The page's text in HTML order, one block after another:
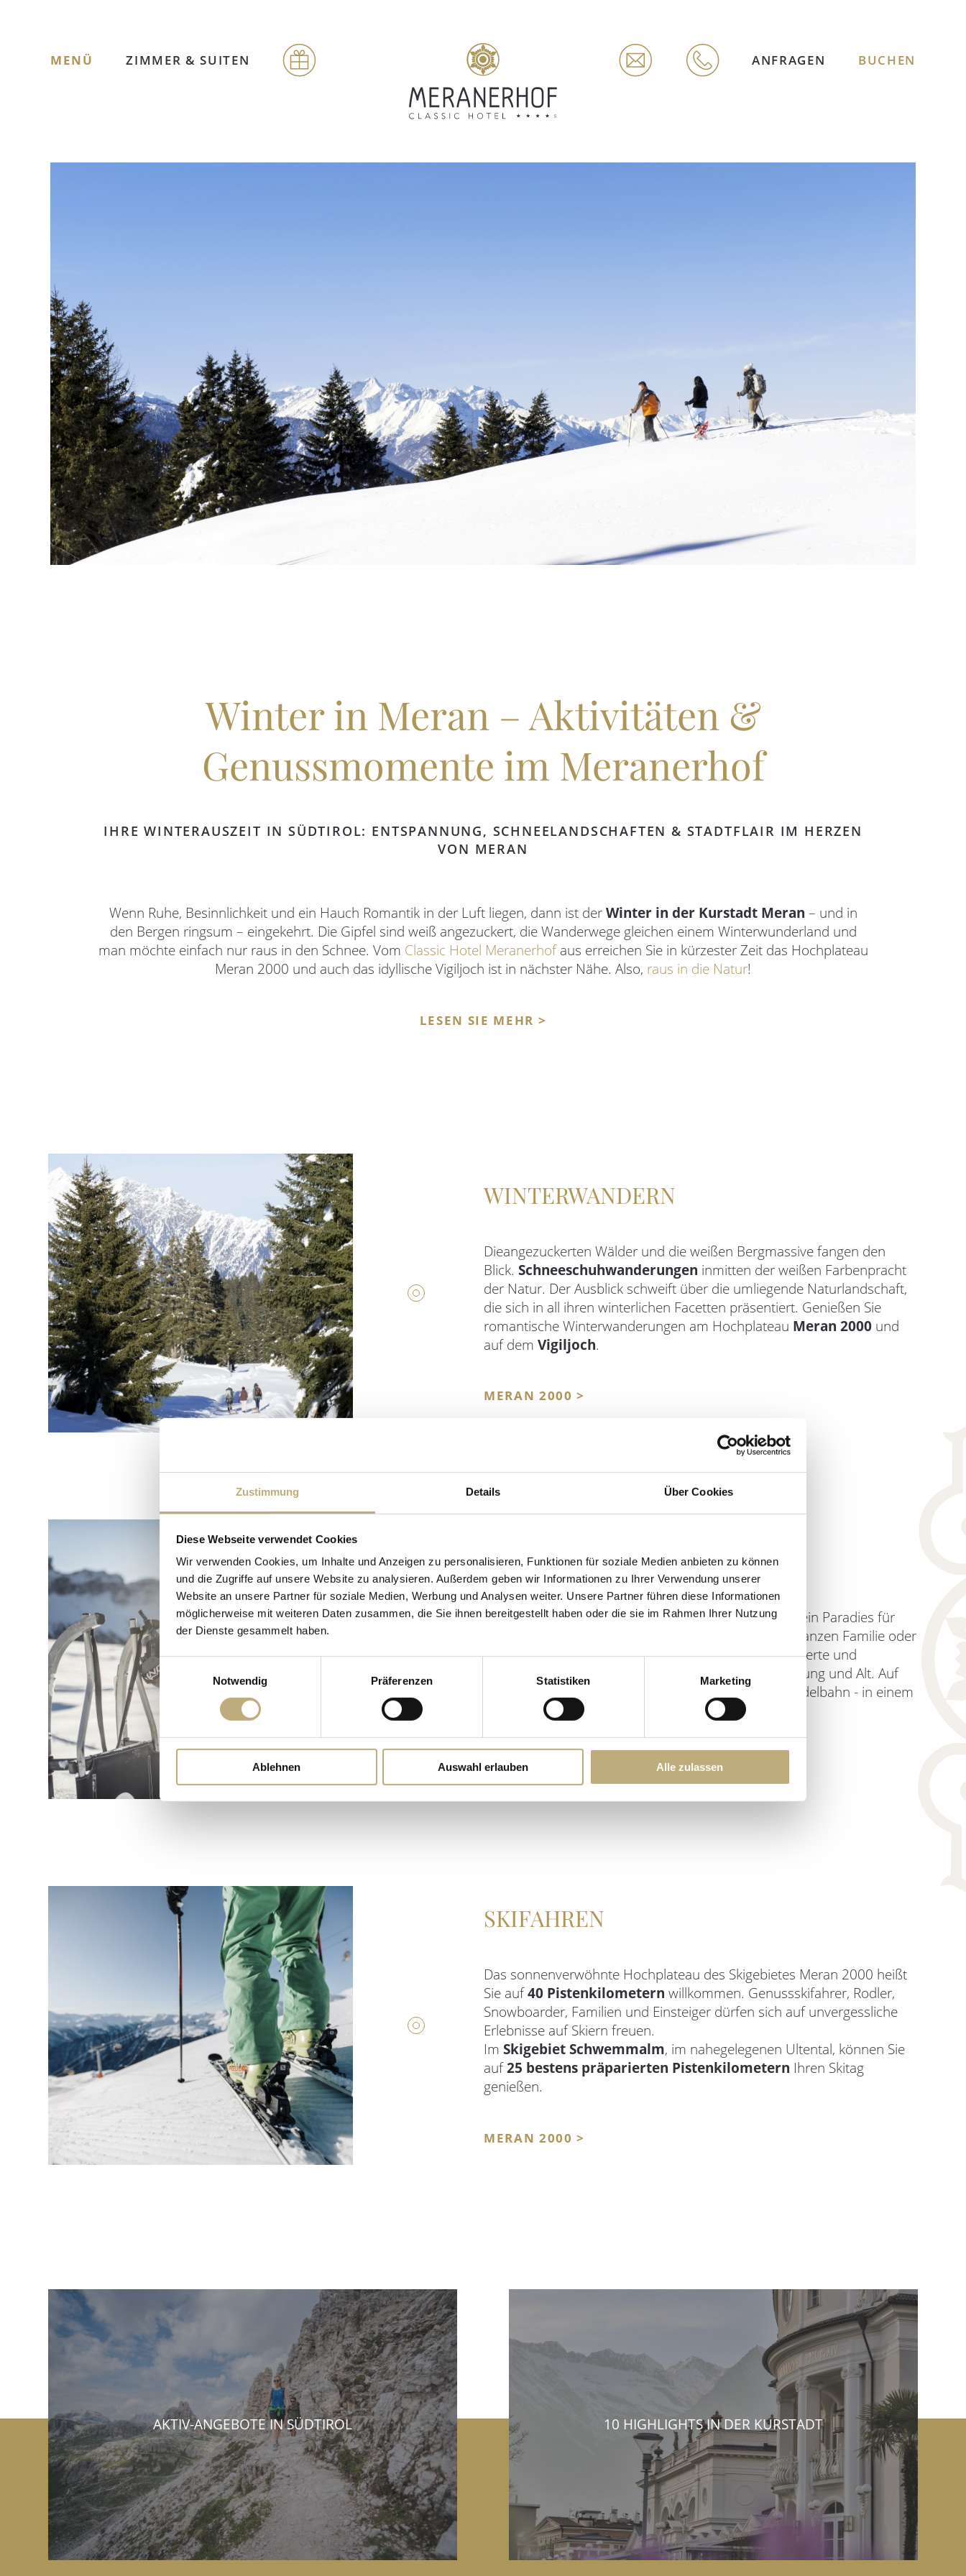
Zustimmung Details Über Cookies
Diese Webseite verwendet Cookies
Wir verwenden Cookies, um Inhalte und Anzeigen zu personalisieren, Funktionen für soziale Medien anbieten zu können
und die Zugriffe auf unsere Website zu analysieren. Außerdem geben wir Informationen zu Ihrer Verwendung unserer
Website an unsere Partner für soziale Medien, Werbung und Analysen weiter. Unsere Partner führen diese Informationen
möglicherweise mit weiteren Daten zusammen, die Sie ihnen bereitgestellt haben oder die sie im Rahmen Ihrer Nutzung
der Dienste gesammelt haben.
Einwilligungsauswahl
Notwendig
Präferenzen Statistiken Marketing
Ablehnen Auswahl erlauben Alle zulassen
MENÜ ZIMMER & SUITEN ANFRAGEN BUCHEN
Winter in Meran – Aktivitäten &
Genussmomente im Meranerhof
IHRE WINTERAUSZEIT IN SÜDTIROL: ENTSPANNUNG, SCHNEELANDSCHAFTEN & STADTFLAIR IM HERZEN
VON MERAN
Wenn Ruhe, Besinnlichkeit und ein Hauch Romantik in der Luft liegen, dann ist derWinter in der Kurstadt Meran – und in
den Bergen ringsum – eingekehrt. Die Gipfel sind weiß angezuckert, die Wanderwege gleichen einem Winterwunderland und
man möchte einfach nur raus in den Schnee. Vom Classic Hotel Meranerhofaus erreichen Sie in kürzester Zeit das Hochplateau
Meran 2000 und auch das idyllische Vigiljoch ist in nächster Nähe. Also, raus in die Natur!
LESEN SIE MEHR >
WINTERWANDERN
Dieangezuckerten Wälder und die weißen Bergmassive fangen den
Blick. Schneeschuhwanderungen inmitten der weißen Farbenpracht
der Natur. Der Ausblick schweift über die umliegende Naturlandschaft,
die sich in all ihren winterlichen Facetten präsentiert. Genießen Sie
romantische Winterwanderungen am Hochplateau Meran 2000und
auf dem Vigiljoch.
MERAN 2000 >
RODELN
Mit langen undkurvigenRodelbahnenist Südtirol ein Paradies für
Rodelliebhaber. Ob bei einem Tagesausflug mit der ganzen Familie oder
dem Mondscheinrodeln zu später Stunde, gut präparierte und
gesicherteRodelpisten
bieten Fahrvergnügen für Jung und Alt. Auf
Meran 2000 finden Sie die am nähesten gelegene Rodelbahn - in einem
Handumdrehen sind Sie schon auf der Piste.
MERAN 2000 >
SKIFAHREN
Das sonnenverwöhnte Hochplateau des Skigebietes Meran 2000 heißt
Sie auf40 Pistenkilometern willkommen. Genussskifahrer, Rodler,
Snowboarder, Familien und Einsteiger dürfen sich auf unvergessliche
Erlebnisse auf Skiern freuen.
Im Skigebiet Schwemmalm, im nahegelegenen Ultental, können Sie
auf25 bestens präparierten Pistenkilometern Ihren Skitag
genießen.
MERAN 2000 >
AKTIV-ANGEBOTE IN SÜDTIROL 10 HIGHLIGHTS IN DER KURSTADT